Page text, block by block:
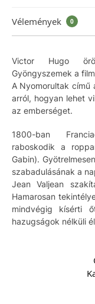
Vélemények 0
Victor Hugo
Gyöngyszemek a
A Nyomorultak című
arról, hogyan lehet
az emberséget.
1800-ban
raboskodik a
Gabin).
szabadulásának a
Jean Valjean
Hamarosan
mindvégig kísérti
hazugságok nélküli